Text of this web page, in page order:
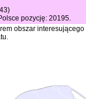
pozycję: 20195.
obszar